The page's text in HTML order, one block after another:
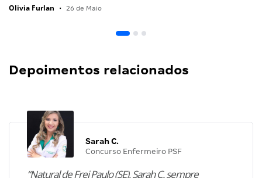
Olivia Furlan • 26 de Maio
Depoimentos relacionados
Sarah C.
Concurso Enfermeiro PSF
“Natural de Frei Paulo (SE), Sarah C. sempre